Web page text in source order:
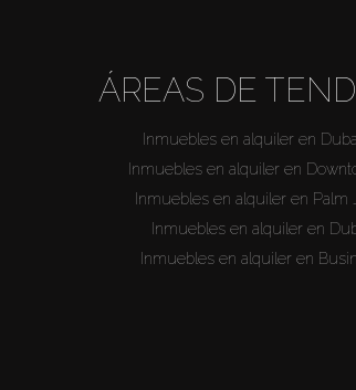
ÁREAS DE
Inmuebles en alquiler en
Inmuebles en alquiler en
Inmuebles en alquiler en Palm
Inmuebles en alquiler en
Inmuebles en alquiler en